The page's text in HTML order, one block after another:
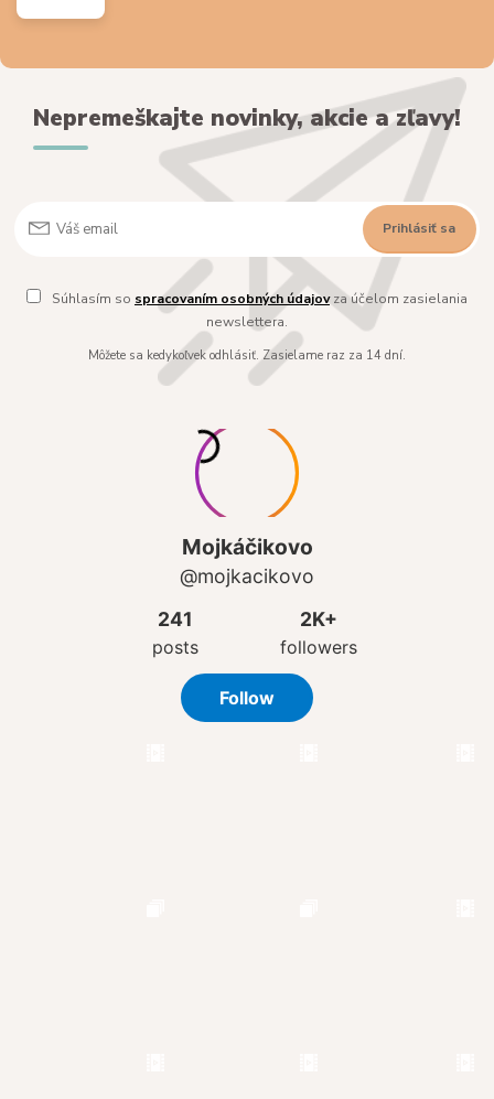
Nepremeškajte novinky, akcie a zľavy!
Prihlásiť sa
Súhlasím so spracovaním osobných údajovza účelom zasielania
newslettera.
Môžete sa kedykoľvek odhlásiť. Zasielame raz za 14 dní.